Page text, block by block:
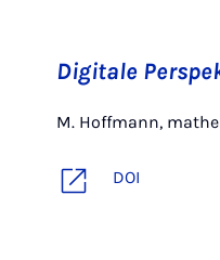
Digitale
M. Hoffmann,
DOI